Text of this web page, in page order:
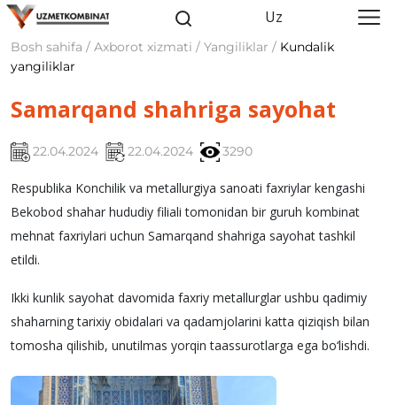
Uz
Bosh sahifa / Axborot xizmati / Yangiliklar / Kundalik
yangiliklar
Samarqand shahriga sayohat
22.04.2024 22.04.2024 3290
Respublika Konchilik va metallurgiya sanoati faxriylar kengashi
Bekobod shahar hududiy filiali tomonidan bir guruh kombinat
mehnat faxriylari uchun Samarqand shahriga sayohat tashkil
etildi.
Ikki kunlik sayohat davomida faxriy metallurglar ushbu qadimiy
shaharning tarixiy obidalari va qadamjolarini katta qiziqish bilan
tomosha qilishib, unutilmas yorqin taassurotlarga ega bo‘lishdi.